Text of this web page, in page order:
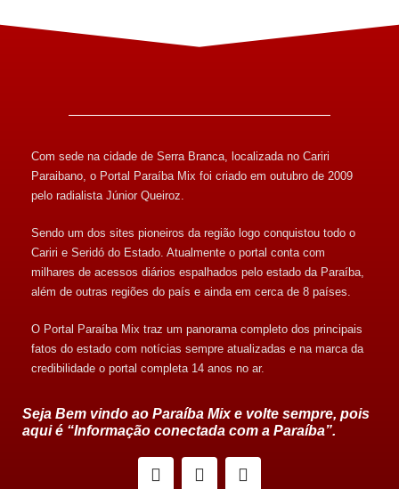
Com sede na cidade de Serra Branca, localizada no Cariri
Paraibano, o Portal Paraíba Mix foi criado em outubro de 2009
pelo radialista Júnior Queiroz.
Sendo um dos sites pioneiros da região logo conquistou todo o
Cariri e Seridó do Estado. Atualmente o portal conta com
milhares de acessos diários espalhados pelo estado da Paraíba,
além de outras regiões do país e ainda em cerca de 8 países.
O Portal Paraíba Mix traz um panorama completo dos principais
fatos do estado com notícias sempre atualizadas e na marca da
credibilidade o portal completa 14 anos no ar.
Seja Bem vindo ao Paraíba Mix e volte sempre, pois
aqui é “Informação conectada com a Paraíba”.